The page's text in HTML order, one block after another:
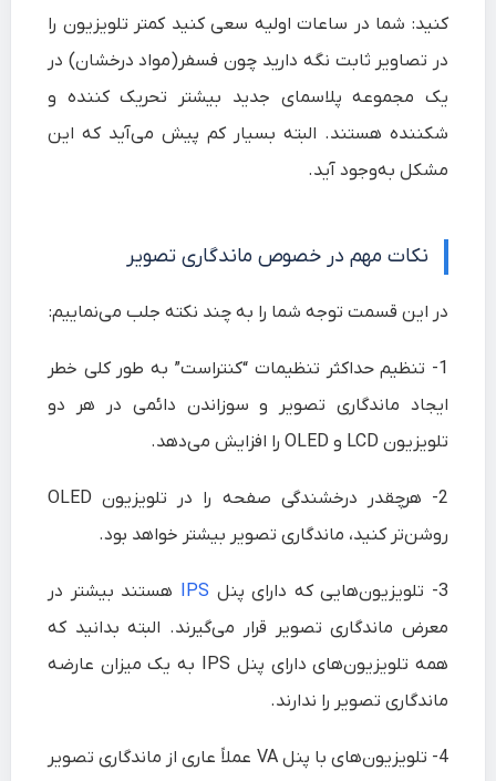
کنید: شما در ساعات اولیه سعی کنید کمتر تلویزیون را
در تصاویر ثابت نگه دارید چون فسفر(مواد درخشان) در
یک مجموعه پلاسمای جدید بیشتر تحریک کننده و
شکننده هستند. البته بسیار کم پیش می‌آید که این
مشکل به‌وجود آید.
نکات مهم در خصوص ماندگاری تصویر
در این قسمت توجه شما را به چند نکته جلب می‌نماییم:
1-
تنظیم حداکثر تنظیمات “کنتراست” به طور کلی خطر
ایجاد ماندگاری تصویر و سوزاندن دائمی در هر دو
تلویزیون LCD و OLED را افزایش می‌دهد.
2-
هرچقدر درخشندگی صفحه را در تلویزیون OLED
روشن‌تر کنید، ماندگاری تصویر بیشتر خواهد بود.
3- تلویزیون‌هایی که دارای پنل IPS هستند بیشتر در
معرض ماندگاری تصویر قرار می‌گیرند. البته بدانید که
همه تلویزیون‌های دارای پنل IPS به یک میزان عارضه
ماندگاری تصویر را ندارند.
4-
تلویزیون‌های با پنل VA عملاً عاری از ماندگاری تصویر